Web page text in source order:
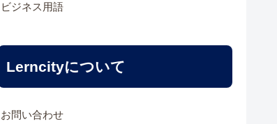
ビジネス用語
Lerncityについて
お問い合わせ